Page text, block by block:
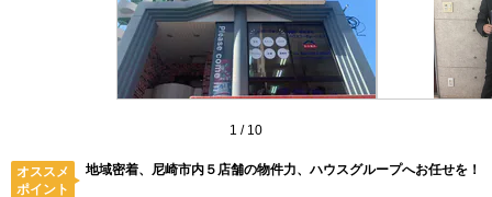
TOP
1 / 10
オススメ
ポイント
地域密着、尼崎市内５店舗の物件力、ハウスグループへお任せを！